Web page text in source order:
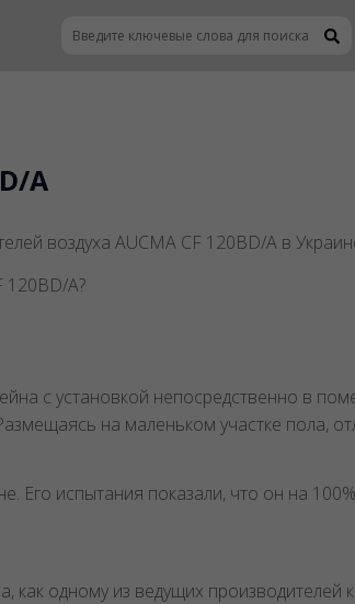
A
воздуха AUCMA CF 120BD/A в
120BD/A?
с установкой непосредственно в
на маленьком участке пола,
испытания показали, что он на
как одному из ведущих